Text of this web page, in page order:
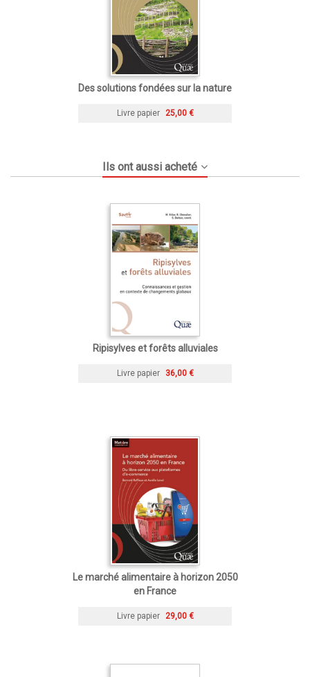
Des solutions fondées sur la nature
Livre papier 25,00 €
Ils ont aussi acheté
Ripisylves et forêts alluviales
Livre papier 36,00 €
Le marché alimentaire à horizon 2050
en France
Livre papier 29,00 €